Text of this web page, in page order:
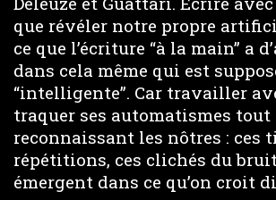
que révéler notre propre
ce que l’écriture “à la main” a
dans cela même qui est
“intelligente”. Car travailler
traquer ses automatismes tout
reconnaissant les nôtres : ces
répétitions, ces clichés du
émergent dans ce qu’on croit